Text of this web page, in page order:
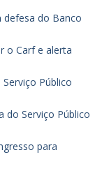
defesa do Banco
o Carf e alerta
Público
do Serviço Público
para